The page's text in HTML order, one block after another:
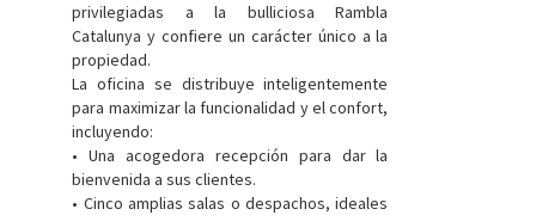
privilegiadas a la bulliciosa Rambla
Catalunya y confiere un carácter único a la
propiedad.
La oficina se distribuye inteligentemente
para maximizar la funcionalidad y el confort,
incluyendo:
• Una acogedora recepción para dar la
bienvenida a sus clientes.
• Cinco amplias salas o despachos, ideales